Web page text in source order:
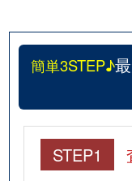
簡単3STEP♪
STEP1